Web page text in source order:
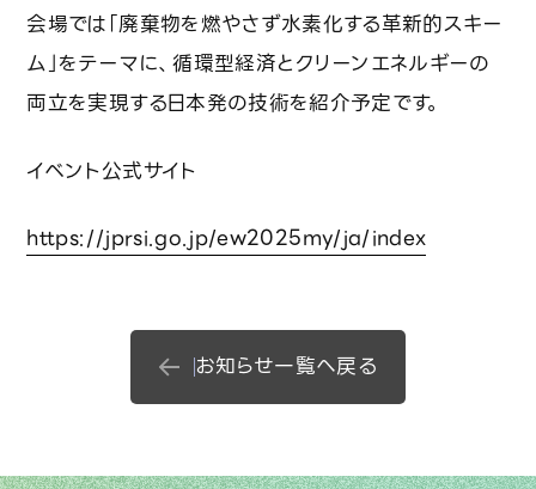
カーボンニュートラル戦略
ニュース
資料請求
お問い合わせ
会場では「廃棄物を燃やさず水素化する革新的スキー
ム」をテーマに、循環型経済とクリーンエネルギーの
両立を実現する日本発の技術を紹介予定です。
イベント公式サイト
https://jprsi.go.jp/ew2025my/ja/index
お知らせ一覧へ戻る